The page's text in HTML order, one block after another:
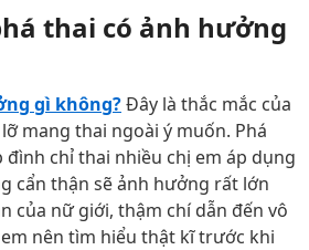
thai có ảnh hưởng
gì không?Đây là thắc mắc của
mang thai ngoài ý muốn. Phá
chỉ thai nhiều chị em áp dụng
cẩn thận sẽ ảnh hưởng rất lớn
của nữ giới, thậm chí dẫn đến vô
nên tìm hiểu thật kĩ trước khi